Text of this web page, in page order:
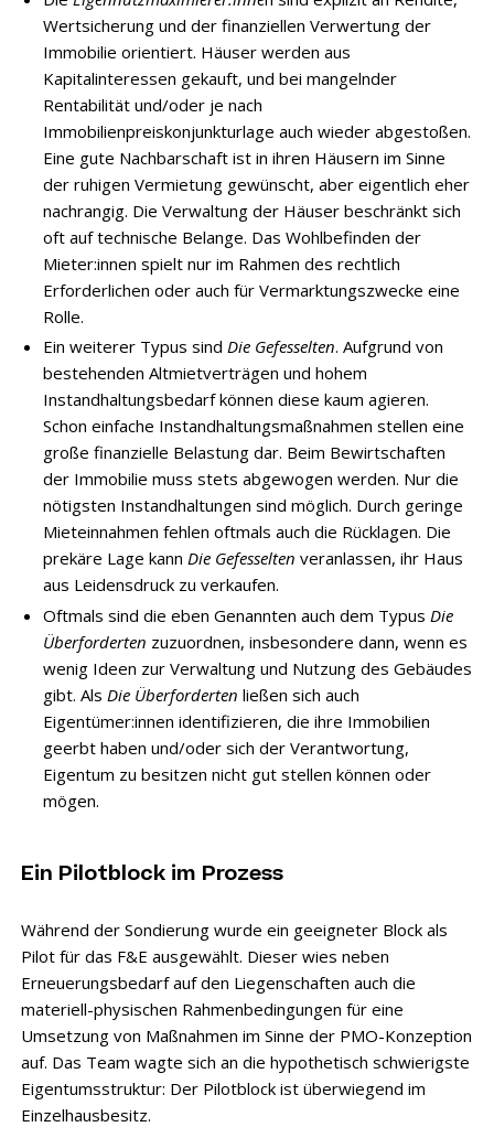
Wertsicherung und der finanziellen Verwertung der
Immobilie orientiert. Häuser werden aus
Kapitalinteressen gekauft, und bei mangelnder
Rentabilität und/oder je nach
Immobilienpreiskonjunkturlage auch wieder abgestoßen.
Eine gute Nachbarschaft ist in ihren Häusern im Sinne
der ruhigen Vermietung gewünscht, aber eigentlich eher
nachrangig. Die Verwaltung der Häuser beschränkt sich
oft auf technische Belange. Das Wohlbefinden der
Mieter:innen spielt nur im Rahmen des rechtlich
Erforderlichen oder auch für Vermarktungszwecke eine
Rolle.
Ein weiterer Typus sind Die Gefesselten. Aufgrund von
bestehenden Altmietverträgen und hohem
Instandhaltungsbedarf können diese kaum agieren.
Schon einfache Instandhaltungsmaßnahmen stellen eine
große finanzielle Belastung dar. Beim Bewirtschaften
der Immobilie muss stets abgewogen werden. Nur die
nötigsten Instandhaltungen sind möglich. Durch geringe
Mieteinnahmen fehlen oftmals auch die Rücklagen. Die
prekäre Lage kann Die Gefesselten veranlassen, ihr Haus
aus Leidensdruck zu verkaufen.
Oftmals sind die eben Genannten auch dem Typus Die
Überforderten zuzuordnen, insbesondere dann, wenn es
wenig Ideen zur Verwaltung und Nutzung des Gebäudes
gibt. Als Die Überforderten ließen sich auch
Eigentümer:innen identifizieren, die ihre Immobilien
geerbt haben und/oder sich der Verantwortung,
Eigentum zu besitzen nicht gut stellen können oder
mögen.
Ein Pilotblock im Prozess
Während der Sondierung wurde ein geeigneter Block als
Pilot für das F&E ausgewählt. Dieser wies neben
Erneuerungsbedarf auf den Liegenschaften auch die
materiell-physischen Rahmenbedingungen für eine
Umsetzung von Maßnahmen im Sinne der PMO-Konzeption
auf. Das Team wagte sich an die hypothetisch schwierigste
Eigentumsstruktur: Der Pilotblock ist überwiegend im
Einzelhausbesitz.